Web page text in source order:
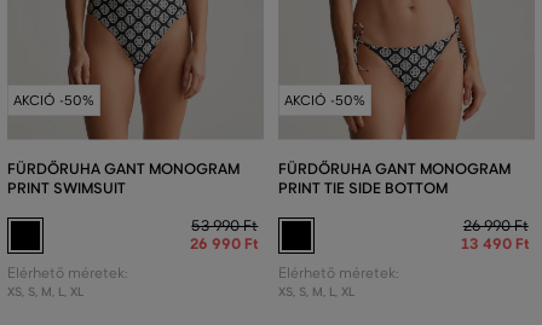
AKCIÓ -50%
FÜRDŐRUHA GANT MONOGRAM
PRINT SWIMSUIT
53 990 Ft
26 990 Ft
Elérhető méretek:
XS, S, M L XL
AKCIÓ -50%
FÜRDŐRUHA GANT MONOGRAM
PRINT TIE SIDE BOTTOM
26 990 Ft
13 490 Ft
Elérhető méretek:
XS, S, M L XL